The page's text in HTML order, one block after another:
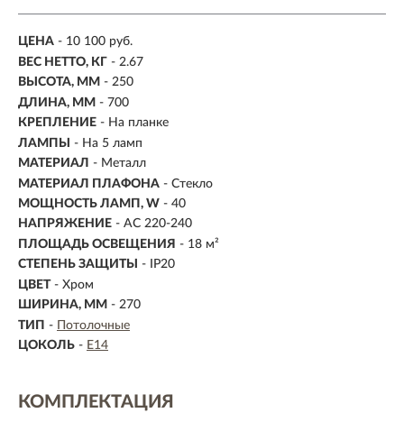
ЦЕНА - 10 100 руб.
ВЕС НЕТТО, КГ - 2.67
ВЫСОТА, ММ - 250
ДЛИНА, ММ - 700
КРЕПЛЕНИЕ - На планке
ЛАМПЫ
- На 5 ламп
МАТЕРИАЛ - Металл
МАТЕРИАЛ ПЛАФОНА - Стекло
МОЩНОСТЬ ЛАМП, W - 40
НАПРЯЖЕНИЕ - AC 220-240
ПЛОЩАДЬ ОСВЕЩЕНИЯ - 18 м²
СТЕПЕНЬ ЗАЩИТЫ
- IP20
ЦВЕТ - Хром
ШИРИНА, ММ - 270
ТИП - Потолочные
ЦОКОЛЬ - E14
КОМПЛЕКТАЦИЯ